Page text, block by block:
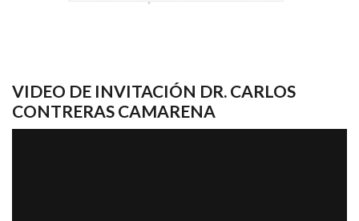
VIDEO DE INVITACIÓN DR. CARLOS
CONTRERAS CAMARENA